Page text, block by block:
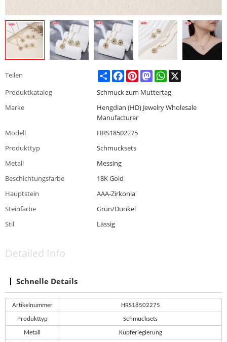
Teilen ShareFacebookPinterestMastodonWhatsApp
Produktkatalog
Schmuck zum Muttertag
Marke
Hengdian (HD) Jewelry Wholesale
Manufacturer
Modell
HRS18502275
Produkttyp
Schmucksets
Metall
Messing
Beschichtungsfarbe
18K Gold
Hauptstein
AAA-Zirkonia
Steinfarbe
Grün/Dunkel
Stil
Lässig
Detailed Info
Schnelle Details
Artikelnummer HRS18502275
Produkttyp Schmucksets
Metall Kupferlegierung